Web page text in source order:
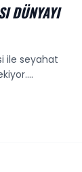
DÜNYAYI
ile seyahat